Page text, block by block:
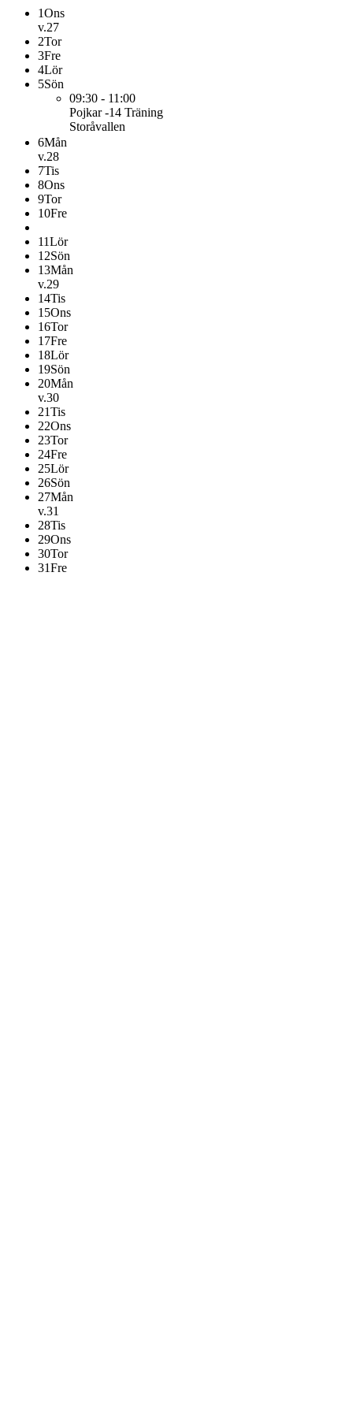
1Ons
v.27
2Tor
3Fre
4Lör
5Sön
09:30 - 11:00
Pojkar -14 Träning
Storåvallen
6Mån
v.28
7Tis
8Ons
9Tor
10Fre
11Lör
12Sön
13Mån
v.29
14Tis
15Ons
16Tor
17Fre
18Lör
19Sön
20Mån
v.30
21Tis
22Ons
23Tor
24Fre
25Lör
26Sön
27Mån
v.31
28Tis
29Ons
30Tor
31Fre